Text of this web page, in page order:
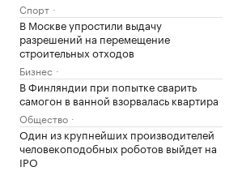
Спорт
В Москве упростили выдачу
разрешений на перемещение
строительных отходов
Бизнес
В Финляндии при попытке сварить
самогон в ванной взорвалась квартира
Общество
Один из крупнейших производителей
человекоподобных роботов выйдет на
IPO